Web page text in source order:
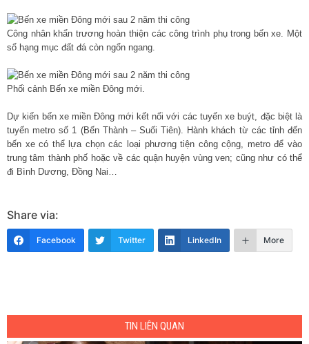
Công nhân khẩn trương hoàn thiện các công trình phụ trong bến xe. Một
số hạng mục đất đá còn ngổn ngang.
Phối cảnh Bến xe miền Đông mới.
Dự kiến bến xe miền Đông mới kết nối với các tuyến xe buýt, đặc biệt là
tuyến metro số 1 (Bến Thành – Suối Tiên). Hành khách từ các tỉnh đến
bến xe có thể lựa chọn các loại phương tiện công cộng, metro để vào
trung tâm thành phố hoặc về các quận huyện vùng ven; cũng như có thể
đi Bình Dương, Đồng Nai…
Share via:
Facebook Twitter LinkedIn More
TIN LIÊN QUAN